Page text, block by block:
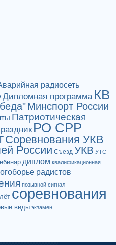
радиосеть
Дипломная программа КВ
Минспорт России
Патриотическая
РО СРР
Соревнования УКВ
России Съезд УКВ УТС
диплом квалификационная
радистов
позывной сигнал
соревнования
виды экзамен